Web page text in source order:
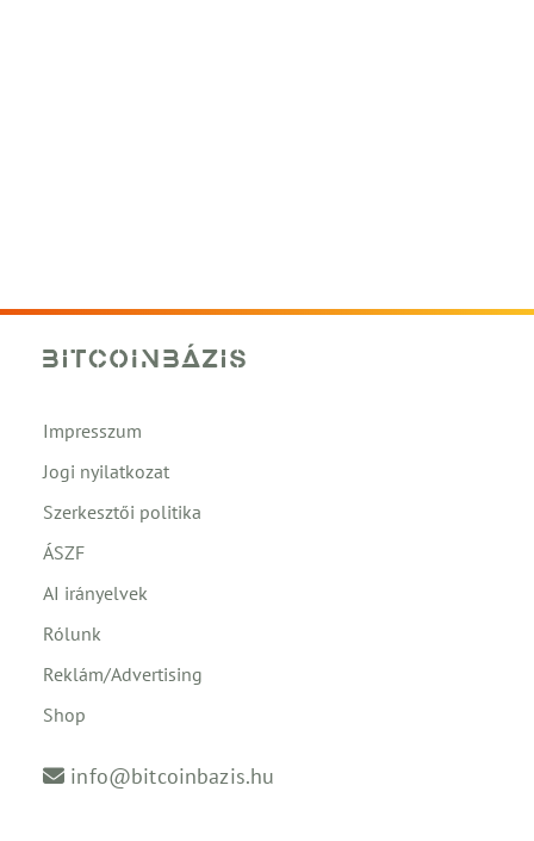
Impresszum
Jogi nyilatkozat
Szerkesztői politika
ÁSZF
AI irányelvek
Rólunk
Reklám/Advertising
Shop
info@bitcoinbazis.hu